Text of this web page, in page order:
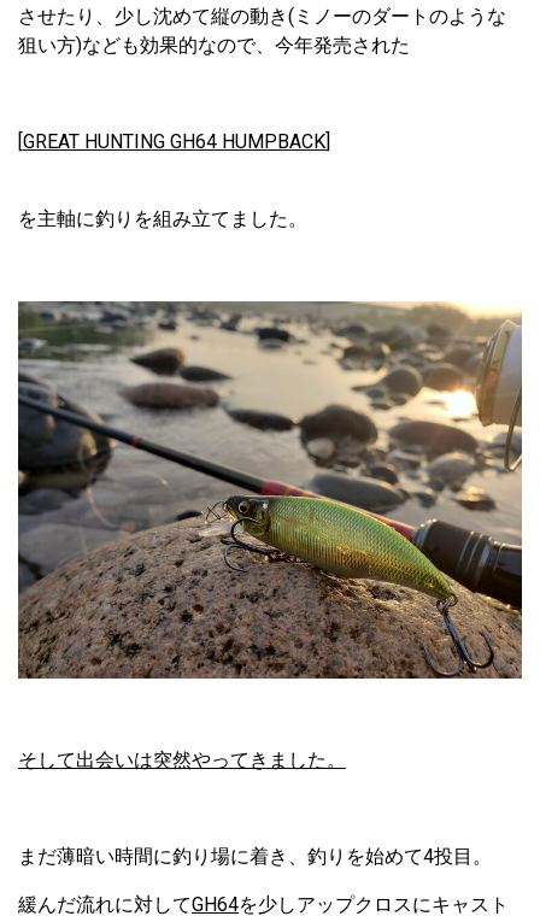
させたり、少し沈めて縦の動き(ミノーのダートのような
狙い方)なども効果的なので、今年発売された
[GREAT HUNTING GH64 HUMPBACK]
を主軸に釣りを組み立てました。
そして出会いは突然やってきました。
まだ薄暗い時間に釣り場に着き、釣りを始めて4投目。
緩んだ流れに対してGH64を少しアップクロスにキャスト